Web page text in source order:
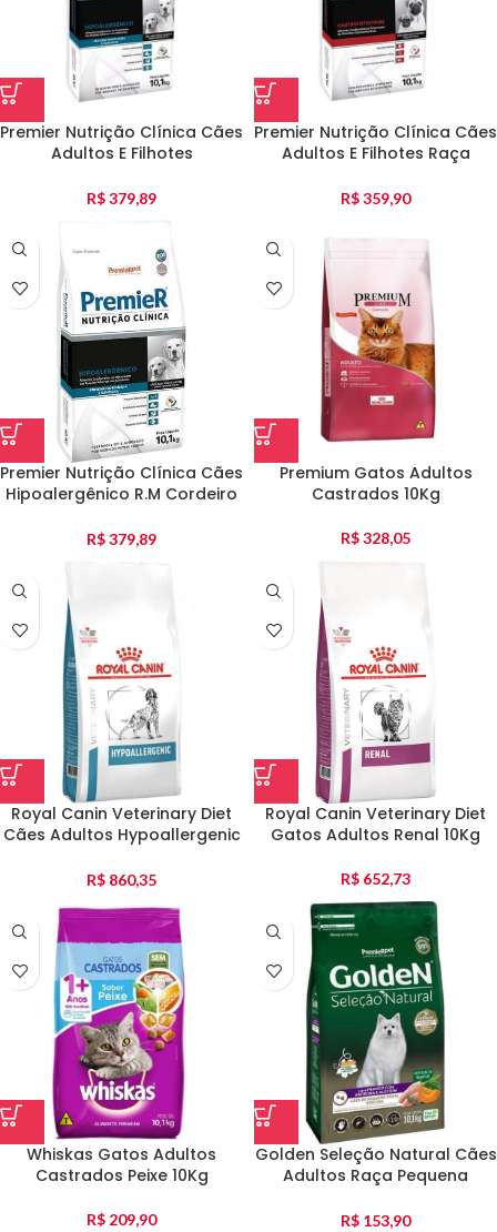
Premier Nutrição Clínica Cães
Adultos E Filhotes
10Kg
R$379,89
Premier Nutrição Clínica Cães
Adultos E Filhotes Raça
10Kg
R$359,90
Premier Nutrição Clínica Cães
Hipoalergênico R.M Cordeiro
R$379,89
Premium Gatos Adultos
Castrados 10Kg
R$328,05
Royal Canin Veterinary Diet
Cães Adultos Hypoallergenic
R$ 860,35
Royal Canin Veterinary Diet
Gatos Adultos Renal 10Kg
R$ 652,73
Whiskas Gatos Adultos
Castrados Peixe 10Kg
R$ 209,90
Golden Seleção Natural Cães
Adultos Raça Pequena
R$ 153,90